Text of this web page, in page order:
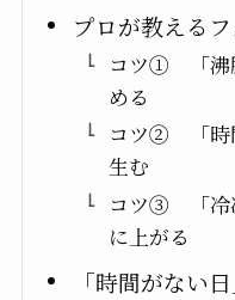
プロが教える
コツ① 「沸
める
コツ② 「時
生む
コツ③ 「冷
に上がる
「時間がない